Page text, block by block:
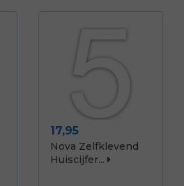
Prijs
17,95
Nova Zelfklevend
Huiscijfer...